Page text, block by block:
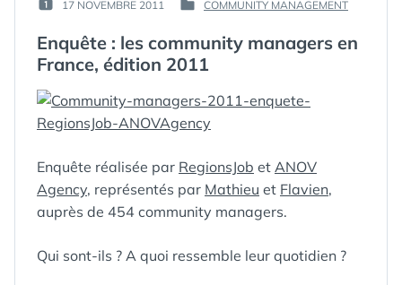
PUBLIÉ
17 NOVEMBRE 2011
PAR :
PUBLIÉ
COMMUNITY MANAGEMENT
Enquête : les community managers en
France, édition 2011
Enquête réalisée par RegionsJob et ANOV
Agency, représentés par Mathieu et Flavien,
auprès de 454 community managers.
Qui sont-ils ? A quoi ressemble leur quotidien ?